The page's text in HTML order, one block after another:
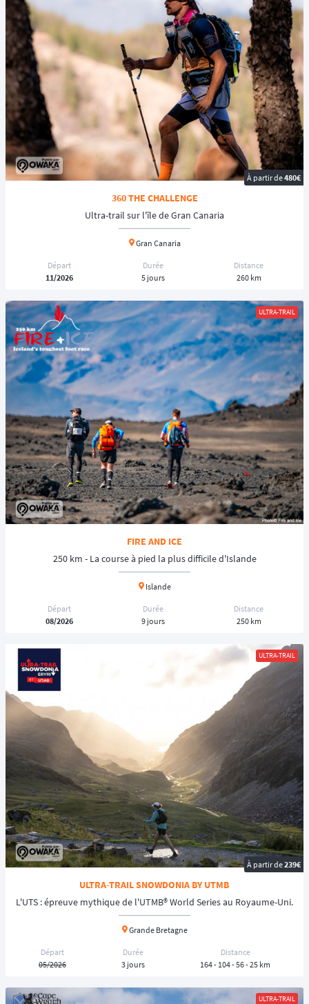
À partir de480€
360 THE CHALLENGE
Ultra-trail sur l'île de Gran Canaria
Gran Canaria
Départ
11/2026
Durée
5 jours
Distance
260 km
ULTRA-TRAIL
FIRE AND ICE
250 km - La course à pied la plus difficile d'Islande
Islande
Départ
08/2026
Durée
9 jours
Distance
250 km
ULTRA-TRAIL
À partir de239€
ULTRA-TRAIL SNOWDONIA BY UTMB
L'UTS : épreuve mythique de l'UTMB® World Series au Royaume-Uni.
Grande Bretagne
Départ
05/2026
Durée
3 jours
Distance
164 - 104 - 56 - 25 km
ULTRA-TRAIL